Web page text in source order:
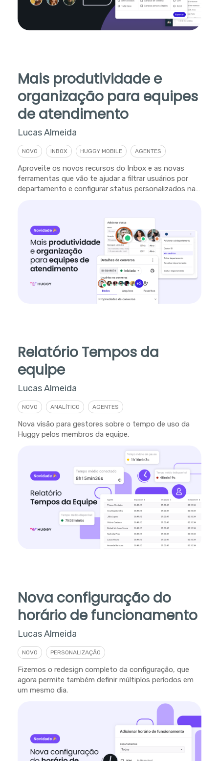
Mais produtividade e
organização para equipes
de atendimento
Lucas Almeida
NOVO INBOX HUGGY MOBILE AGENTES
Aproveite os novos recursos do Inbox e as novas
ferramentas que vão te ajudar a filtrar usuários por
departamento e configurar status personalizados na
Relatório Tempos da
equipe
Lucas Almeida
NOVO ANALÍTICO AGENTES
Nova visão para gestores sobre o tempo de uso da
Huggy pelos membros da equipe.
Nova configuração do
horário de funcionamento
Lucas Almeida
NOVO PERSONALIZAÇÃO
Fizemos o redesign completo da configuração, que
agora permite também definir múltiplos períodos em
um mesmo dia.